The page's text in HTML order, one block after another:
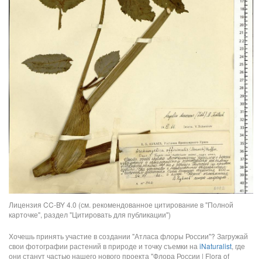
Лицензия CC-BY 4.0 (см. рекомендованное цитирование в "Полной
карточке", раздел "Цитировать для публикации")
Хочешь принять участие в создании "Атласа флоры России"? Загружай
свои фотографии растений в природе и точку съемки на iNaturalist, где
они станут частью нашего нового проекта "Флора России | Flora of